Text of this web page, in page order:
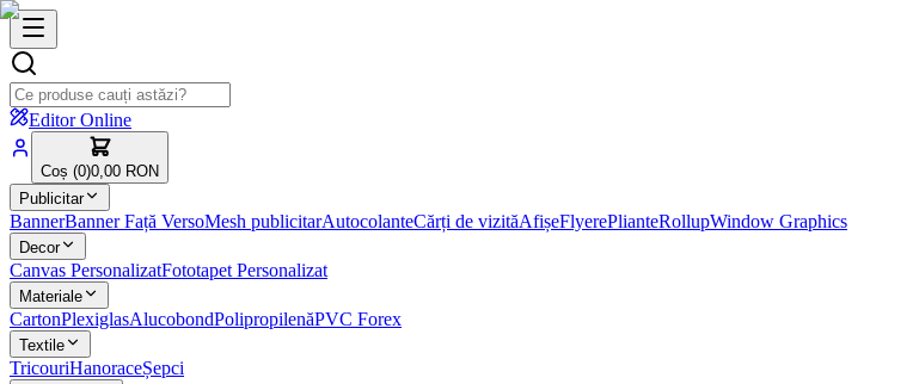
Editor Online
Coș (0)0,00 RON
Publicitar
BannerBanner Față VersoMesh publicitarAutocolanteCărți de vizităAfișeFlyerePlianteRollupWindow Graphics
Decor
Canvas PersonalizatFototapet Personalizat
Materiale
CartonPlexiglasAlucobondPolipropilenăPVC Forex
Textile
TricouriHanoraceȘepci